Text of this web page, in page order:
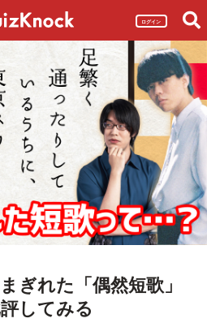
ログイン
ぎれた「偶然短歌」
してみる